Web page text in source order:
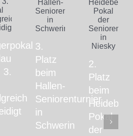
3.
3.
Platz
beim
Hallen-
Seniorenturnier
in
Schwerin
2.
Platz
beim
Heideberg
Pokal
der